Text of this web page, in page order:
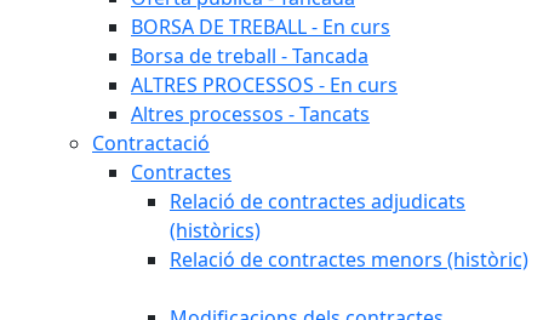
BORSA DE TREBALL - En curs
Borsa de treball - Tancada
ALTRES PROCESSOS - En curs
Altres processos - Tancats
Contractació
Contractes
Relació de contractes adjudicats
(històrics)
Relació de contractes menors (històric)